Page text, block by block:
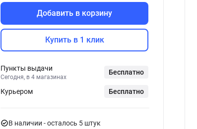
Добавить в корзину
Купить в 1 клик
Пункты выдачи
Сегодня, в 4 магазинах
Бесплатно
Курьером Бесплатно
В наличии - осталось 5 штук